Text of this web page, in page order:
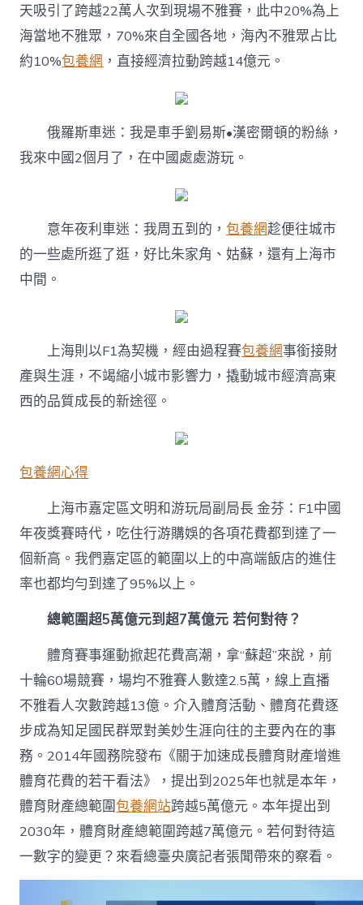
天吸引了跨越22萬人次到現場不雅賽，此中20%為上
海當地不雅眾，70%來自全國各地，海內不雅眾占比
約10%包養網 ，直接經濟拉動跨越14億元。
俄羅斯車迷：我是車手劉易斯•漢密爾頓的粉絲，
我來中國2個月了，在中國處處游玩。
意年夜利車迷：我周五到的，包養網趁便往城市
的一些處所逛了逛，好比朱家角、姑蘇，還有上海市
中間。
上海則以F1為契機，經由過程賽包養網事銜接財
產與生涯，不竭縮小城市影響力，撬動城市經濟高東
西的品質成長的新途徑。
包養網心得
上海市嘉定區文明和游玩局副局長 金芬：F1中國
年夜獎賽時代，吃住行游購娛的各項花費都到達了一
個新高。我們嘉定區的範圍以上的中高端飯店的進住
率也都均勻到達了95%以上。
總範圍超5萬億元到超7萬億元 若何對待？
體育賽事運動掀起花費高潮，拿“蘇超”來說，前
十輪60場競賽，場均不雅賽人數達2.5萬，線上直播
不雅看人次數跨越13億。介入體育活動、體育花費逐
步成為知足國民群眾對美妙生涯向往的主要內在的事
務。2014年國務院發布《關于加速成長體育財產增進
體育花費的若干看法》，提出到2025年也就是本年，
體育財產總範圍包養網站跨越5萬億元。本年提出到
2030年，體育財產總範圍跨越7萬億元。若何對待這
一數字的變更？來看總臺央廣記者張聞帶來的察看。